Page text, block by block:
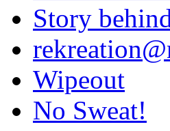
Story
Wipeout
No Sweat!